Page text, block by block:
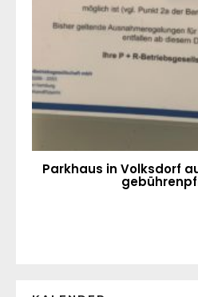
Parkhaus in Volksdorf